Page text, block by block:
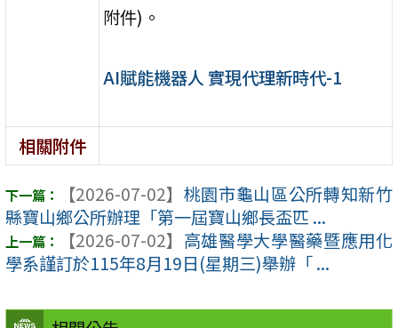
附件)。
AI賦能機器人 實現代理新時代-1
相關附件
【2026-07-02】 桃園市龜山區公所轉知新竹
縣寶山鄉公所辦理「第一屆寶山鄉長盃匹 ...
【2026-07-02】 高雄醫學大學醫藥暨應用化
學系謹訂於115年8月19日(星期三)舉辦「 ...